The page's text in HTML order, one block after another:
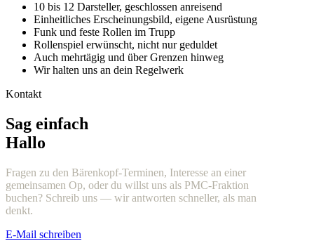
10 bis 12 Darsteller, geschlossen anreisend
Einheitliches Erscheinungsbild, eigene Ausrüstung
Funk und feste Rollen im Trupp
Rollenspiel erwünscht, nicht nur geduldet
Auch mehrtägig und über Grenzen hinweg
Wir halten uns an dein Regelwerk
Kontakt
Sag einfach
Hallo
Fragen zu den Bärenkopf-Terminen, Interesse an einer
gemeinsamen Op, oder du willst uns als PMC-Fraktion
buchen? Schreib uns — wir antworten schneller, als man
denkt.
E-Mail schreiben